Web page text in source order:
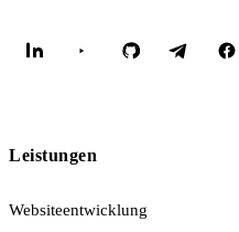
Leistungen
Websiteentwicklung